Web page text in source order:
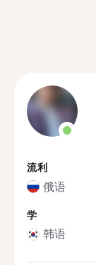
流利
俄语
学
韩语